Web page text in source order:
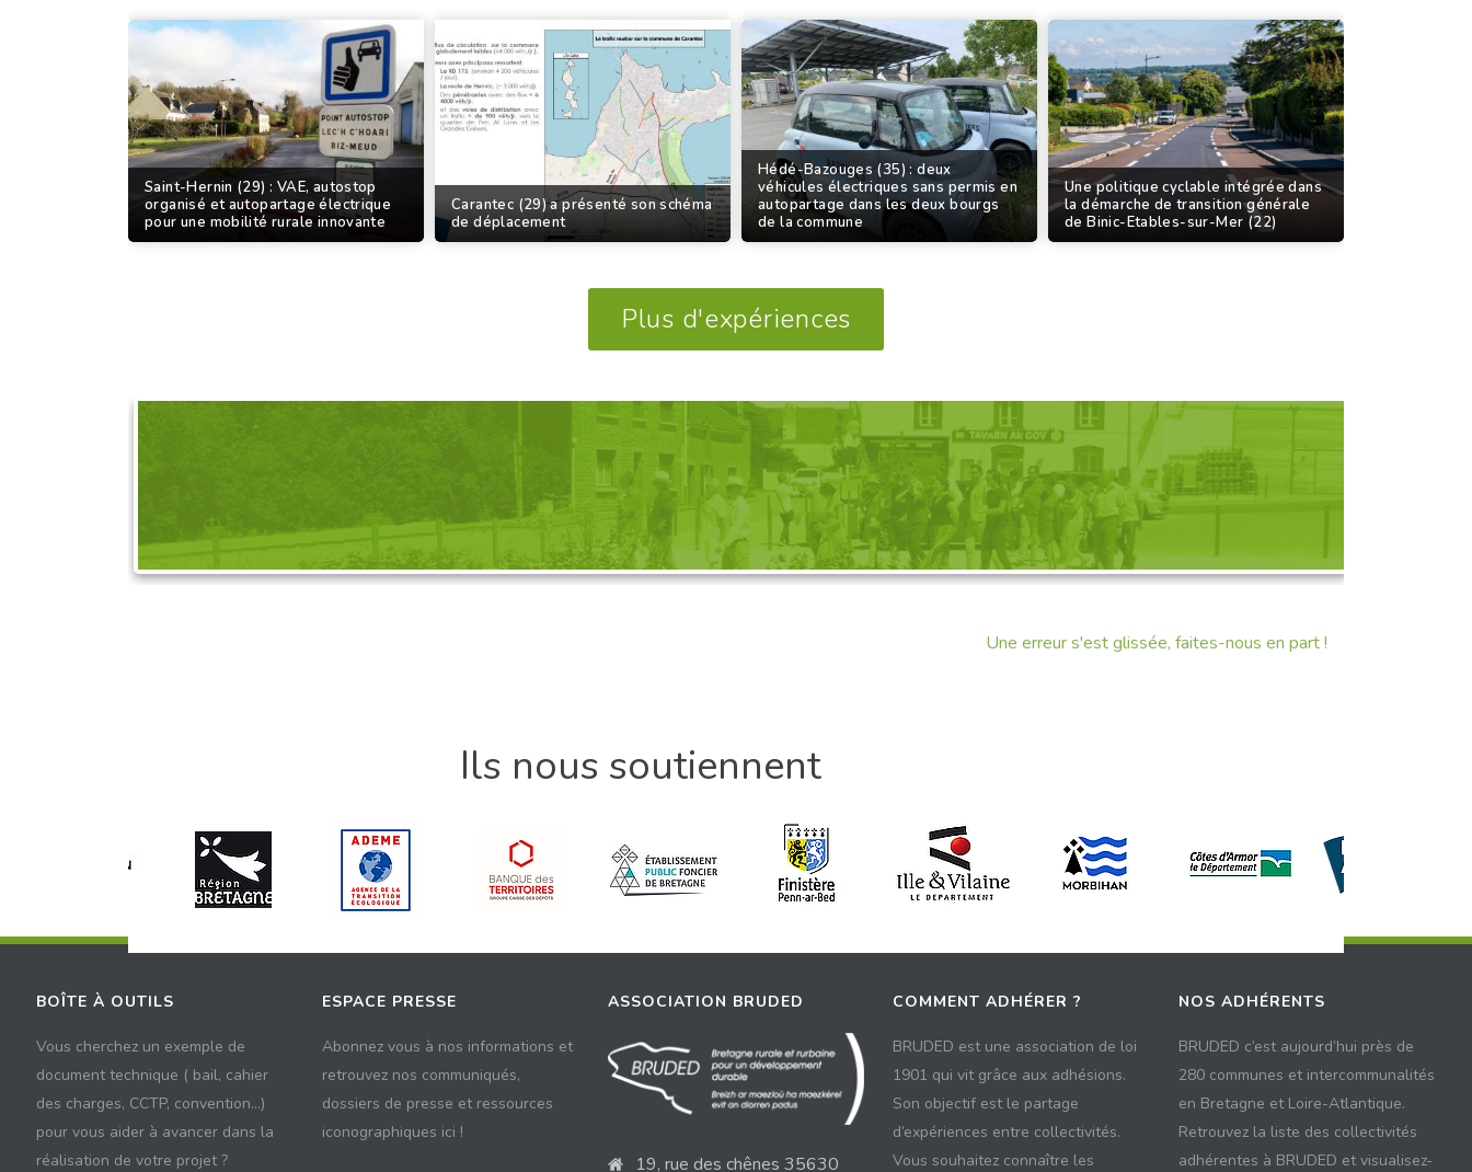
Saint-Hernin (29) : VAE, autostop
organisé et autopartage électrique
pour une mobilité rurale innovante
Carantec (29) a présenté son schéma
de déplacement
Hédé-Bazouges (35) : deux
véhicules électriques sans permis en
autopartage dans les deux bourgs
de la commune
Une politique cyclable intégrée dans
la démarche de transition générale
de Binic-Etables-sur-Mer (22)
Plus d'expériences
DEMANDEZ L'ORGANISATION D'UNE VISITE, D'UNE RENCONTRE
Découvrez nos propositions
Une erreur s'est glissée, faites-nous en part !
Ils nous soutiennent
BOÎTE À OUTILS
Vous cherchez un exemple de
document technique ( bail, cahier
des charges, CCTP, convention...)
pour vous aider à avancer dans la
réalisation de votre projet ?
ESPACE PRESSE
Abonnez vous à nos informations et
retrouvez nos communiqués,
dossiers de presse et ressources
iconographiques ici !
ASSOCIATION BRUDED
19, rue des chênes 35630
COMMENT ADHÉRER ?
BRUDED est une association de loi
1901 qui vit grâce aux adhésions.
Son objectif est le partage
d’expériences entre collectivités.
Vous souhaitez connaître les
NOS ADHÉRENTS
BRUDED c’est aujourd’hui près de
280 communes et intercommunalités
en Bretagne et Loire-Atlantique.
Retrouvez la liste des collectivités
adhérentes à BRUDED et visualisez-